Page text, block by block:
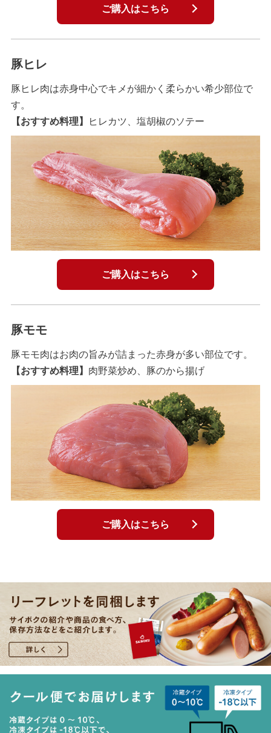
ご購入はこちら
豚ヒレ
豚ヒレ肉は赤身中心でキメが細かく柔らかい希少部位で
す。
【おすすめ料理】
ヒレカツ、塩胡椒のソテー
ご購入はこちら
豚モモ
豚モモ肉はお肉の旨みが詰まった赤身が多い部位です。
【おすすめ料理】 肉野菜炒め、豚のから揚げ
ご購入はこちら